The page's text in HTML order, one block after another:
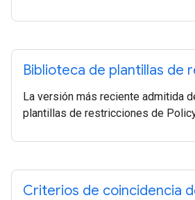
Biblioteca de plantillas de
La versión más reciente admitida
plantillas de restricciones de
Criterios de coincidencia